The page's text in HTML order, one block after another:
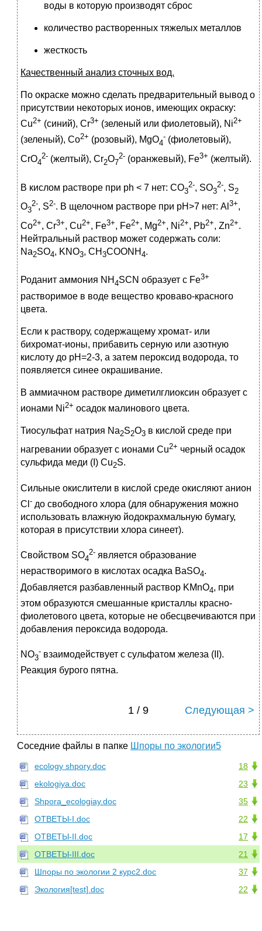
воды в которую производят сброс
количество растворенных тяжелых металлов
жесткость
Качественный анализ сточных вод.
По окраске можно сделать предварительный вывод о
присутствии некоторых ионов, имеющих окраску:
Cu2+ (синий), Cr3+ (зеленый или фиолетовый), Ni2+
(зеленый), Co2+ (розовый), MgO4
- (фиолетовый),
CrO4
2- (желтый), Cr2O7
2- (оранжевый), Fe3+ (желтый).
В кислом растворе при ph < 7 нет: CO3
2-, SO3
2-, S2
O3
2-, S2-. В щелочном растворе при pH>7 нет: Al 3+,
Co2+, Cr3+, Cu2+, Fe3+, Fe2+, Mg2+, Ni2+, Pb2+, Zn2+.
Нейтральный раствор может содержать соли:
Na2SO4, KNO3, CH 3COONH 4.
Роданит аммония NH 4SCN образует с Fe3+
растворимое в воде вещество кроваво-красного
цвета.
Если к раствору, содержащему хромат- или
бихромат-ионы, прибавить серную или азотную
кислоту до pH=2-3, а затем пероксид водорода, то
появляется синее окрашивание.
В аммиачном растворе диметилглиоксин образует с
ионами Ni2+ осадок малинового цвета.
Тиосульфат натрия Na2S2O3 в кислой среде при
нагревании образует с ионами Cu2+ черный осадок
сульфида меди (I) Cu2S.
Сильные окислители в кислой среде окисляют анион
Cl - до свободного хлора (для обнаружения можно
использовать влажную йодокрахмальную бумагу,
которая в присутствии хлора синеет).
Свойством SO4
2- является образование
нерастворимого в кислотах осадка BaSO4.
Добавляется разбавленный раствор KMnO4, при
этом образуются смешанные кристаллы красно-
фиолетового цвета, которые не обесцвечиваются при
добавления пероксида водорода.
NO3
- взаимодействует с сульфатом железа (II).
Реакция бурого пятна.
1 / 9 Следующая >
Соседние файлы в папке Шпоры по экологии5
18
ecology shpory.doc
23
ekologiya.doc
35
Shpora_ecologiay.doc
22
ОТВЕТЫ-I.doc
17
ОТВЕТЫ-II.doc
21
ОТВЕТЫ-III.doc
37
Шпоры по экологии 2 курс2.doc
22
Экология[test].doc